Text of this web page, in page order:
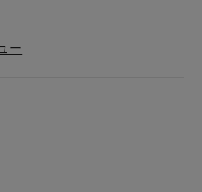
ー